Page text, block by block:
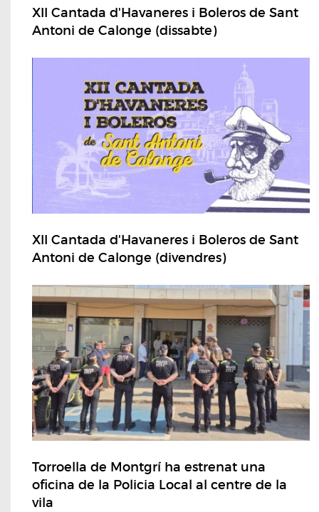
XII Cantada d'Havaneres i Boleros de Sant
Antoni de Calonge (dissabte)
XII Cantada d'Havaneres i Boleros de Sant
Antoni de Calonge (divendres)
Torroella de Montgrí ha estrenat una
oficina de la Policia Local al centre de la
vila